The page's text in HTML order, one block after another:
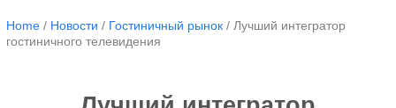
Home / Новости / Гостиничный рынок / Лучший интегратор
гостиничного телевидения